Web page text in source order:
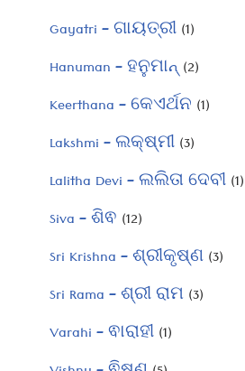
Gayatri – ଗାୟତ୍ରୀ(1)
Hanuman – ହନୁମାନ୍(2)
Keerthana – କେଏର୍ଥନ (1)
Lakshmi – ଲକ୍ଷ୍ମୀ(3)
Lalitha Devi – ଲଲିତା ଦେବୀ(1)
Siva – ଶିଵ (12)
Sri Krishna – ଶ୍ରୀକୃଷ୍ଣ(3)
Sri Rama – ଶ୍ରୀ ରାମ(3)
Varahi – ଵାରାହୀ(1)